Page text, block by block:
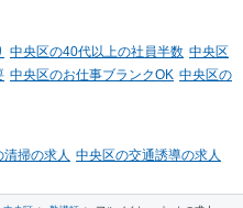
中央区の40代以上の社員半数 中央区
中央区のお仕事ブランクOK 中央区の
清掃の求人 中央区の交通誘導の求人